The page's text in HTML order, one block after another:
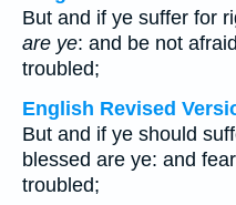
But and if ye suffer for
are ye: and be not
troubled;
English Revised
But and if ye should
blessed are ye: and
troubled;